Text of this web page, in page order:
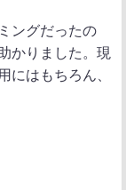
ングだったの
かりました。現
にはもちろん、